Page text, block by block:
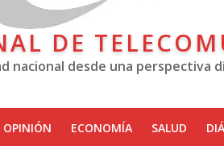
DE
nacional desde una perspectiva
OPINIÓN ECONOMÍA SALUD